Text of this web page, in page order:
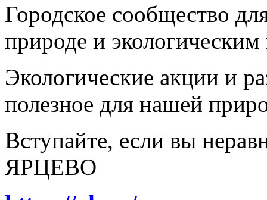
Городское сообщество
природе и
Экологические акции и
полезное для нашей
Вступайте, если вы
ЯРЦЕВО